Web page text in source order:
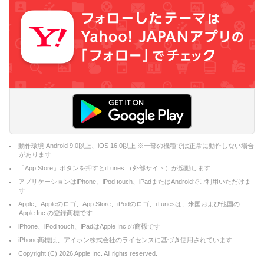
動作環境 Android 9.0以上、iOS 16.0以上 ※一部の機種では正常に動作しない場合
があります
「App Store」ボタンを押すとiTunes （外部サイト）が起動します
アプリケーションはiPhone、iPod touch、iPadまたはAndroidでご利用いただけま
す
Apple、Appleのロゴ、App Store、iPodのロゴ、iTunesは、米国および他国の
Apple Inc.の登録商標です
iPhone、iPod touch、iPadはApple Inc.の商標です
iPhone商標は、アイホン株式会社のライセンスに基づき使用されています
Copyright (C) 2026Apple Inc. All rights reserved.